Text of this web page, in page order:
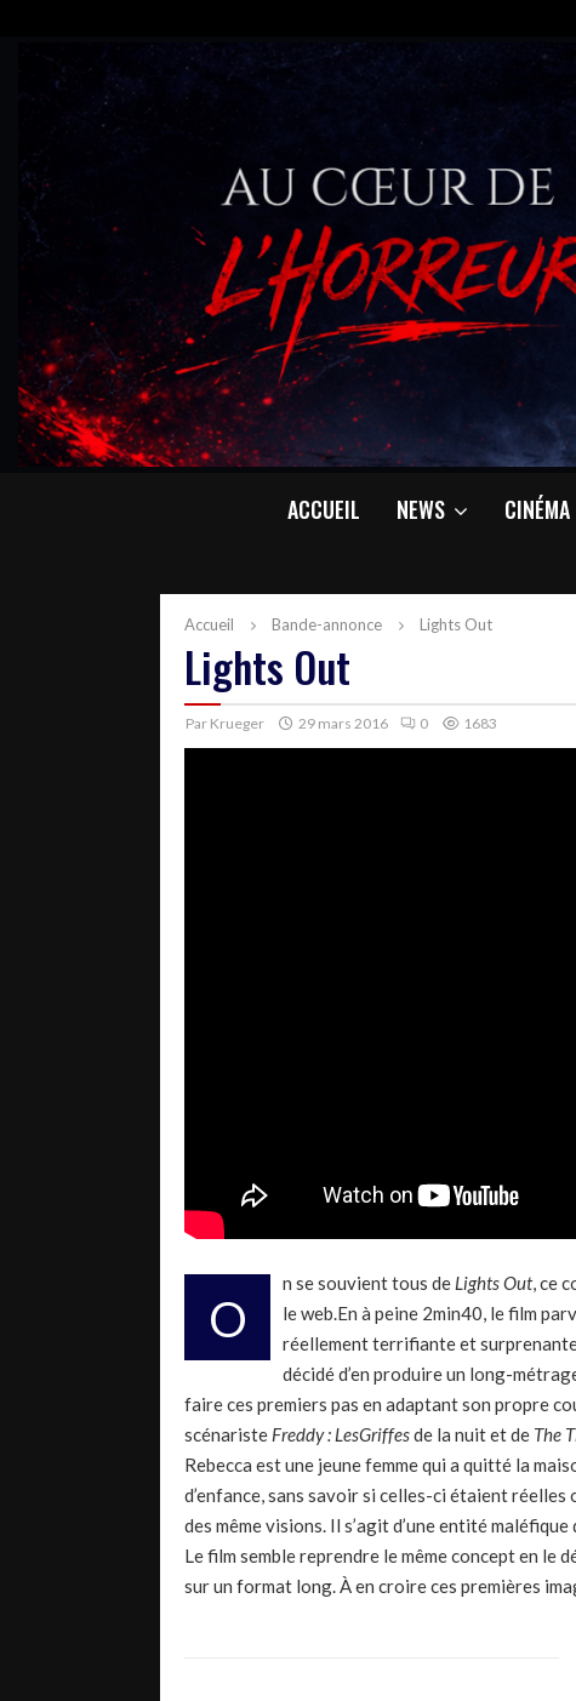
ACCUEIL NEWS CINÉMA
Accueil Bande-annonce Lights Out
Lights Out
Par Krueger 29 mars 2016 0 1683
O
n se souvient tous de Lights Out, ce
le web.En à peine 2min40, le film
réellement terrifiante et
décidé d’en produire un long-
faire ces premiers pas en adaptant son propre
scénariste Freddy : LesGriffesde la nuit et de The
Rebecca est une jeune femme qui a quitté la
d’enfance, sans savoir si celles-ci étaient réelles
des mêmevisions. Il s’agit d’une entité
Le film semble reprendre le même concept en le
sur un format long.À en croire ces premières